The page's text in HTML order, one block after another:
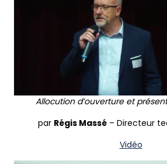
Allocution d’ouverture et
par Régis Massé– Directeur
Vidéo